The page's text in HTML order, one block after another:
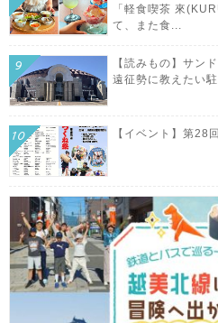
「軽食喫茶 來
て、また食...
【読みもの】サン
遠征勢に教えたい
【イベント】第